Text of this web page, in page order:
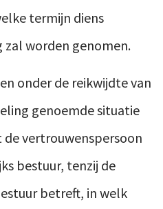
termijn diens
worden genomen.
onder de reikwijdte van
genoemde situatie
vertrouwenspersoon
bestuur, tenzij de
betreft, in welk